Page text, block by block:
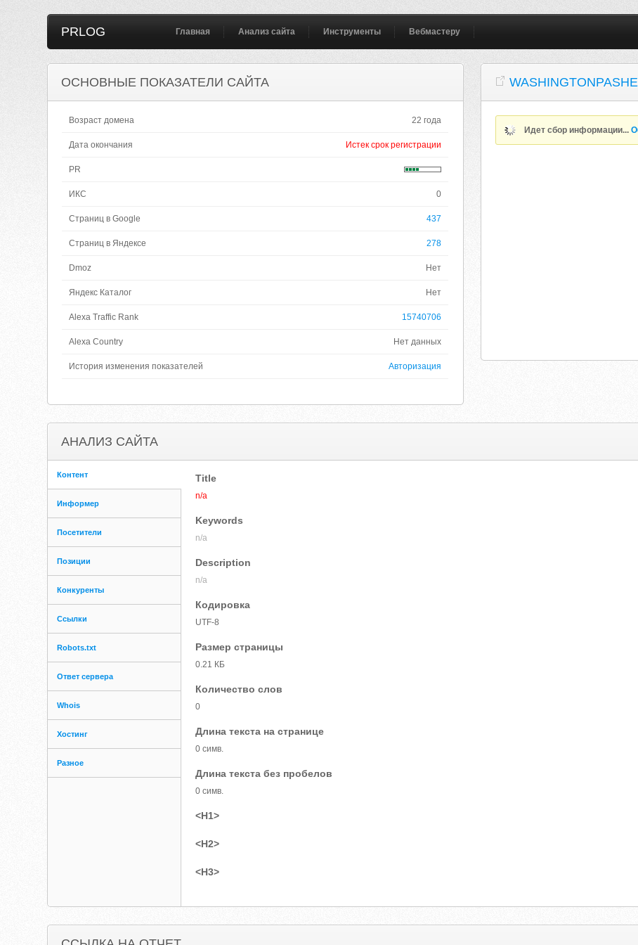
PRLOG Главная Анализ сайта Инструменты Вебмастеру
ОСНОВНЫЕ ПОКАЗАТЕЛИ САЙТА
Возраст домена 22 года
Дата окончания Истек срок регистрации
PR
ИКС 0
Страниц в Google 437
Страниц в Яндексе 278
Dmoz Нет
Яндекс Каталог Нет
Alexa Traffic Rank 15740706
Alexa Country Нет данных
История изменения показателей Авторизация
Идет сбор информации...
АНАЛИЗ САЙТА
Контент
Информер
Посетители
Позиции
Конкуренты
Ссылки
Robots.txt
Ответ сервера
Whois
Хостинг
Разное
Title
n/a
Keywords
n/a
Description
n/a
Кодировка
UTF-8
Размер страницы
0.21 КБ
Количество слов
0
Длина текста на странице
0 симв.
Длина текста без пробелов
0 симв.
<H1>
<H2>
<H3>